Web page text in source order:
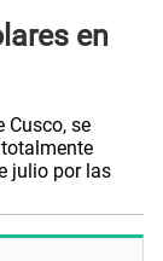
en
Cusco, se
julio por las